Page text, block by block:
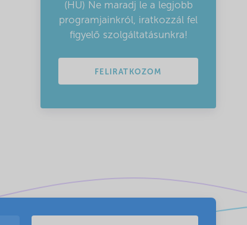
(HU) Ne maradj le a legjobb
programjainkról, iratkozzál fel
figyelő szolgáltatásunkra!
FELIRATKOZOM